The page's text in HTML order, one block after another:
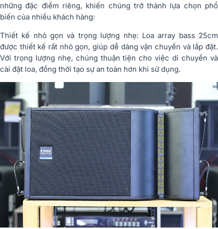
những đặc điểm riêng, khiến chúng trở thành lựa chọn phổ
biến của nhiều khách hàng:
Thiết kế nhỏ gọn và trọng lượng nhẹ: Loa array bass 25cm
được thiết kế rất nhỏ gọn, giúp dễ dàng vận chuyển và lắp đặt.
Với trọng lượng nhẹ, chúng thuận tiện cho việc di chuyển và
cài đặt loa, đồng thời tạo sự an toàn hơn khi sử dụng.